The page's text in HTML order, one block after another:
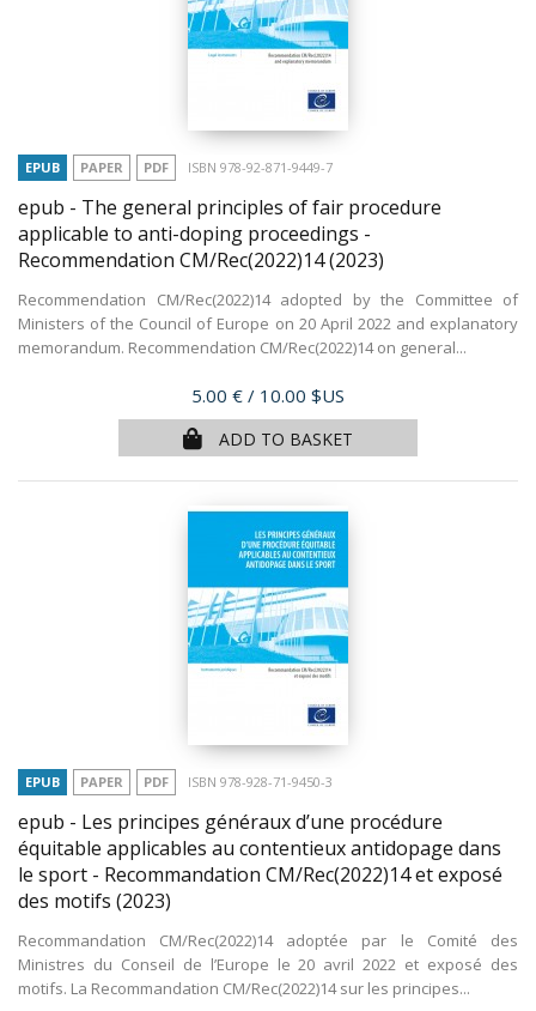
EPUB PAPER PDF ISBN 978-92-871-9449-7
epub - The general principles of fair procedure
applicable to anti-doping proceedings -
Recommendation CM/Rec(2022)14(2023)
Recommendation CM/Rec(2022)14 adopted by the Committee of
Ministers of the Council of Europe on 20 April 2022 and explanatory
memorandum. Recommendation CM/Rec(2022)14 on general...
Price
5.00 € / 10.00 $US
ADD TO BASKET
EPUB PAPER PDF ISBN 978-928-71-9450-3
epub - Les principes généraux d’une procédure
équitable applicables au contentieux antidopage dans
le sport - Recommandation CM/Rec(2022)14 et exposé
des motifs (2023)
Recommandation CM/Rec(2022)14 adoptée par le Comité des
Ministres du Conseil de l’Europe le 20 avril 2022 et exposé des
motifs. La Recommandation CM/Rec(2022)14 sur les principes...